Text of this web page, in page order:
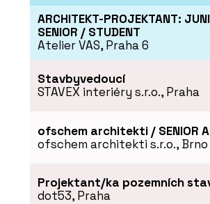
ARCHITEKT-PROJEKTANT:
SENIOR / STUDENT
Atelier VAS, Praha 6
Stavbyvedoucí
STAVEX interiéry s.r.o., Praha
ofschem architekti / SENIOR
ofschem architekti s.r.o., Brno
Projektant/ka pozemních
dot53, Praha